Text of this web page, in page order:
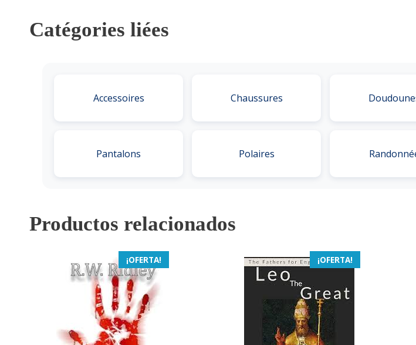
Catégories liées
Accessoires Chaussures
Pantalons Polaires
Productos relacionados
¡OFERTA! ¡OFERTA!